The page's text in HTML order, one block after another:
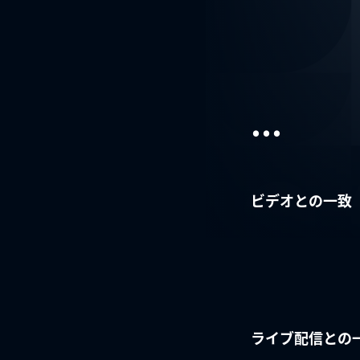
...
ビデオとの一致
ライブ配信との